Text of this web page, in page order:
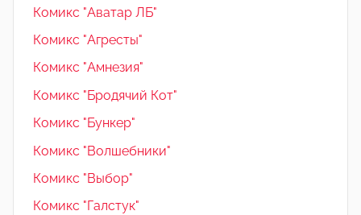
Комикс "Аватар ЛБ"
Комикс "Агресты"
Комикс "Амнезия"
Комикс "Бродячий Кот"
Комикс "Бункер"
Комикс "Волшебники"
Комикс "Выбор"
Комикс "Галстук"